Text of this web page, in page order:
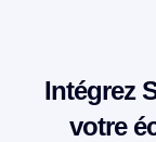
Intégrez
votre